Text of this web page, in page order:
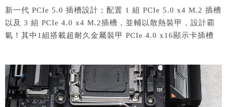
新一代 PCIe 5.0 插槽設計；配置 1 組 PCIe 5.0 x4 M.2 插槽
以及 3 組 PCIe 4.0 x4 M.2插槽，並輔以散熱裝甲，設計霸
氣！其中1組搭載超耐久金屬裝甲 PCIe 4.0 x16顯示卡插槽